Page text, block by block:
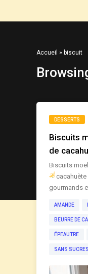
Accueil » biscuit
DESSERTS
Biscuits
de
Biscuits
gourmands
AMANDE
BEURRE DE
ÉPEAUTRE
SANS